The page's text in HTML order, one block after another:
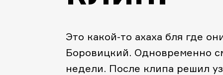
Это какой-то ахаха бля где
Боровицкий. Одновременно
недели. После клипа решил